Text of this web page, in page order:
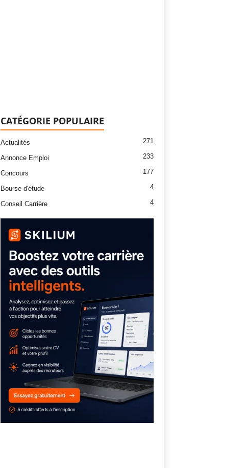
CATÉGORIE POPULAIRE
Actualités 271
Annonce Emploi 233
Concours 177
Bourse d'étude 4
Conseil Carrière 4